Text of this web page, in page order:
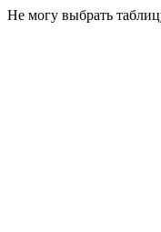
Не могу выбрать